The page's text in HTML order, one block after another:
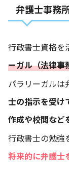
弁護士事務
行政書士資格を
ーガル（法律事
パラリーガルは
士の指示を受け
作成や校閲など
行政書士の勉強
将来的に弁護士